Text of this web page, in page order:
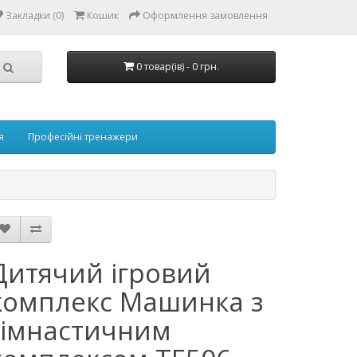
Закладки (0) Кошик Оформлення замовлення
0 товар(ів) - 0 грн.
Професійні тренажери
ігровий
Машинка з